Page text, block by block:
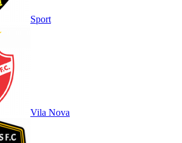
Sport
Vila Nova